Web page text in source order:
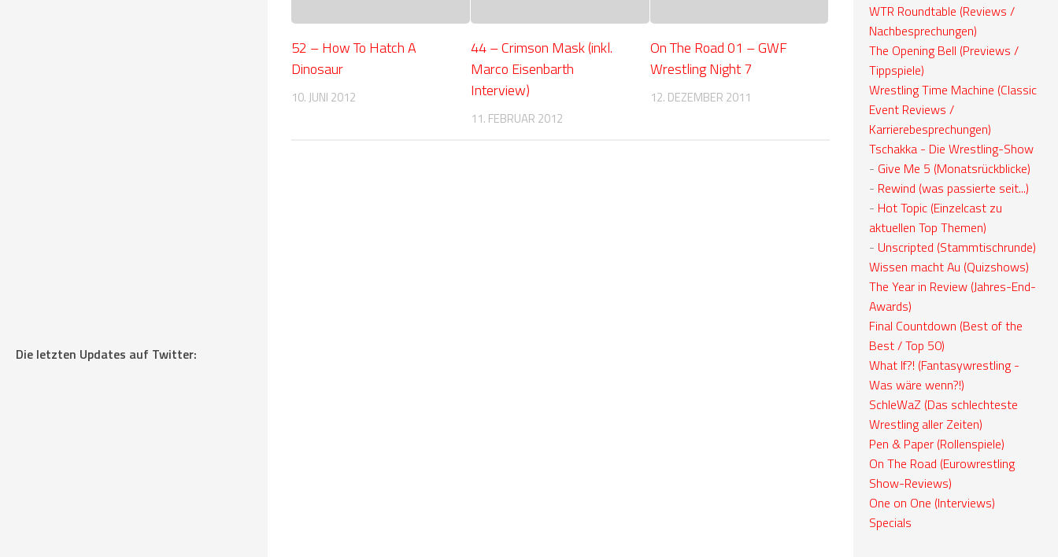
52 – How To Hatch A
Dinosaur
10. JUNI 2012
44 – Crimson Mask (inkl.
Marco Eisenbarth
Interview)
11. FEBRUAR 2012
On The Road 01 – GWF
Wrestling Night 7
12. DEZEMBER 2011
Die letzten Updates auf Twitter:
WTR Roundtable (Reviews /
Nachbesprechungen)
The Opening Bell (Previews /
Tippspiele)
Wrestling Time Machine (Classic
Event Reviews /
Karrierebesprechungen)
Tschakka - Die Wrestling-Show
- Give Me 5 (Monatsrückblicke)
- Rewind (was passierte seit...)
- Hot Topic (Einzelcast zu
aktuellen Top Themen)
- Unscripted (Stammtischrunde)
Wissen macht Au (Quizshows)
The Year in Review (Jahres-End-
Awards)
Final Countdown (Best of the
Best / Top 50)
What If?! (Fantasywrestling -
Was wäre wenn?!)
SchleWaZ (Das schlechteste
Wrestling aller Zeiten)
Pen & Paper (Rollenspiele)
On The Road (Eurowrestling
Show-Reviews)
One on One (Interviews)
Specials